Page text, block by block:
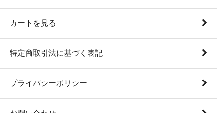
カートを見る
特定商取引法に基づく表記
プライバシーポリシー